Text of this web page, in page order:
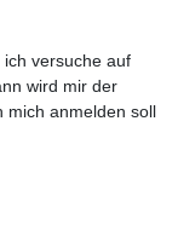
versuche auf
wird mir der
mich anmelden soll